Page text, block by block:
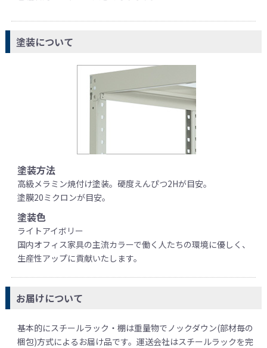
塗装について
塗装方法
高級メラミン焼付け塗装。硬度えんぴつ2Hが目安。
塗膜20ミクロンが目安。
塗装色
ライトアイボリー
国内オフィス家具の主流カラーで働く人たちの環境に優しく、
生産性アップに貢献いたします。
お届けについて
基本的にスチールラック・棚は重量物でノックダウン(部材毎の
梱包)方式によるお届け品です。運送会社はスチールラックを完